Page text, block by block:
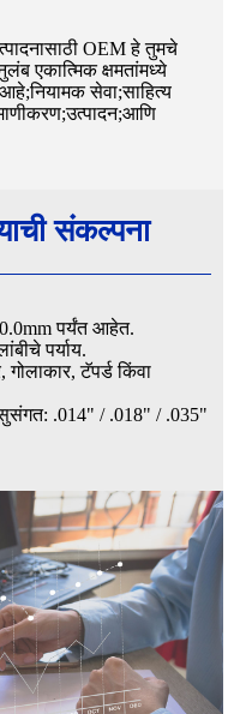
OEM हे तुमचे
एकात्मिक क्षमतांमध्ये
आहे;नियामक सेवा;साहित्य
संकल्पना
पर्यंत आहेत.
पर्याय.
टॅपर्ड किंवा
सुसंगत: .014" / .018" / .035"